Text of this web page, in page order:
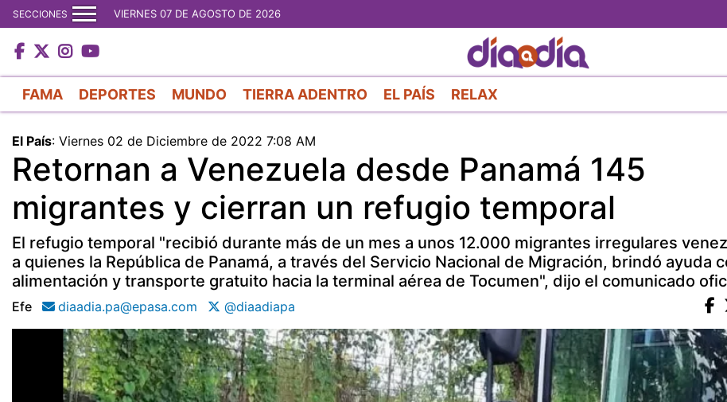
al
contenido
principal
SECCIONES VIERNES 07 DE AGOSTO DE 2026
FAMA DEPORTES MUNDO TIERRA ADENTRO EL PAÍS RELAX
El País: Viernes 02 de Diciembre de 2022 7:08 AM
Retornan a Venezuela desde Panamá 145
migrantes y cierran un refugio temporal
El refugio temporal "recibió durante más de un mes a unos 12.000 migrantes irregulares
a quienes la República de Panamá, a través del Servicio Nacional de Migración, brindó ayuda
alimentación y transporte gratuito hacia la terminal aérea de Tocumen", dijo el comunicado
Efe diaadia.pa@epasa.com @diaadiapa